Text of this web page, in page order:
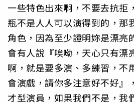
一些特色出來啊，不要去抗拒
瓶不是人人可以演得到的，那
角色，因為至少證明妳是漂亮
會有人說『唉呦，天心只有漂
啊，就是要多演、多練習，不
會演戲，請你多注意好不好』
才型演員，如果我們不是，我